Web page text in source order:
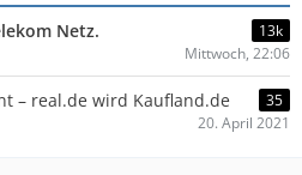
Netz.
13k
Mittwoch, 22:06
– real.de wird Kaufland.de
35
20. April 2021